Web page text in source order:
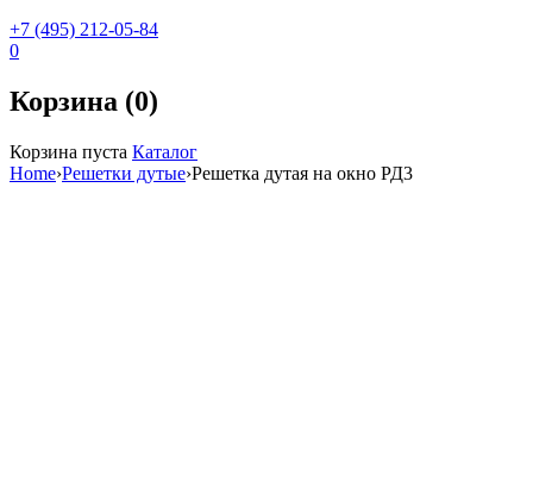
+7 (495) 212-05-84
0
Корзина (0)
Корзина пуста Каталог
Home›Решетки дутые›Решетка дутая на окно РД3